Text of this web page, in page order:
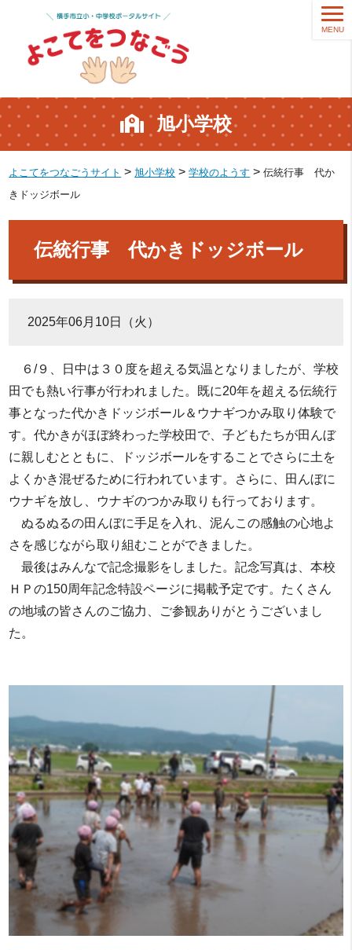
旭小学校
MENU
よこてをつなごうサイト >旭小学校 >学校のようす >伝統行事 代か
きドッジボール
伝統行事 代かきドッジボール
2025年06月10日（火）
６/９、日中は３０度を超える気温となりましたが、学校
田でも熱い行事が行われました。既に20年を超える伝統行
事となった代かきドッジボール＆ウナギつかみ取り体験で
す。代かきがほぼ終わった学校田で、子どもたちが田んぼ
に親しむとともに、ドッジボールをすることでさらに土を
よくかき混ぜるために行われています。さらに、田んぼに
ウナギを放し、ウナギのつかみ取りも行っております。
ぬるぬるの田んぼに手足を入れ、泥んこの感触の心地よ
さを感じながら取り組むことができました。
最後はみんなで記念撮影をしました。記念写真は、本校
ＨＰの150周年記念特設ページに掲載予定です。たくさん
の地域の皆さんのご協力、ご参観ありがとうございまし
た。